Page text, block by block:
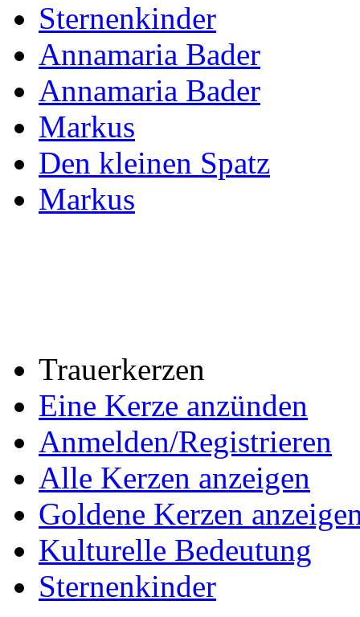
Sternenkinder
Annamaria Bader
Annamaria Bader
Markus
Den kleinen Spatz
Markus
Trauerkerzen
Eine Kerze anzünden
Anmelden/Registrieren
Alle Kerzen anzeigen
Goldene Kerzen
Kulturelle Bedeutung
Sternenkinder